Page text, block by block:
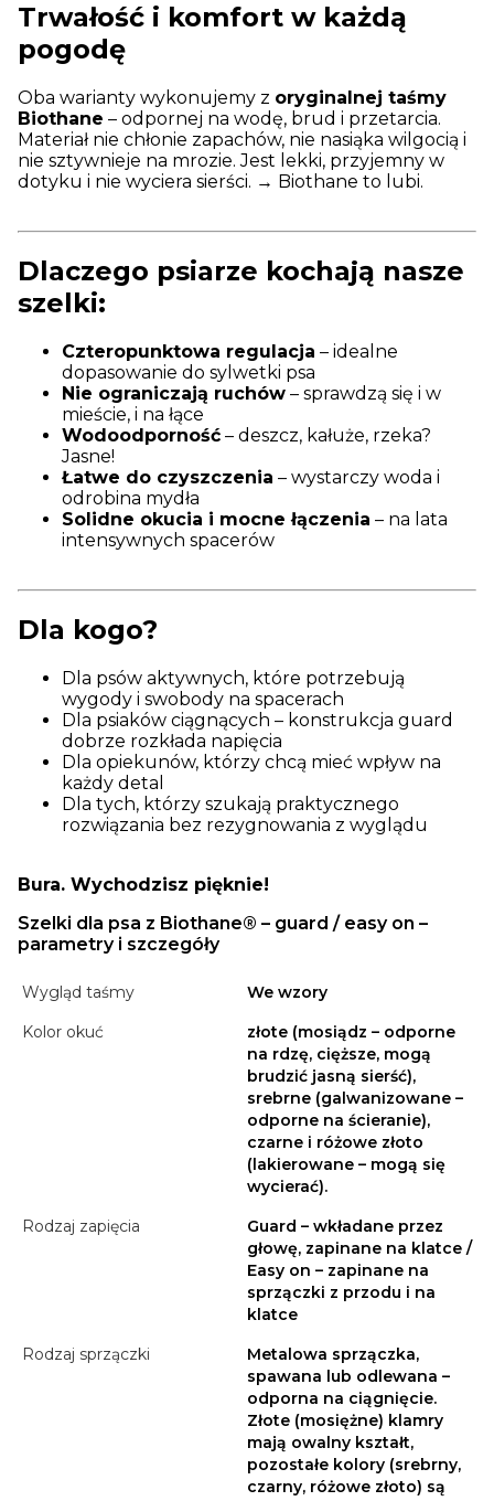
Trwałość i komfort w każdą
pogodę
Oba warianty wykonujemy z oryginalnej taśmy
Biothane – odpornej na wodę, brud i przetarcia.
Materiał nie chłonie zapachów, nie nasiąka wilgocią i
nie sztywnieje na mrozie. Jest lekki, przyjemny w
dotyku i nie wyciera sierści. → Biothane to lubi.
Dlaczego psiarze kochają nasze
szelki:
Czteropunktowa regulacja – idealne
dopasowanie do sylwetki psa
Nie ograniczają ruchów – sprawdzą się i w
mieście, i na łące
Wodoodporność – deszcz, kałuże, rzeka?
Jasne!
Łatwe do czyszczenia – wystarczy woda i
odrobina mydła
Solidne okucia i mocne łączenia – na lata
intensywnych spacerów
Dla kogo?
Dla psów aktywnych, które potrzebują
wygody i swobody na spacerach
Dla psiaków ciągnących – konstrukcja guard
dobrze rozkłada napięcia
Dla opiekunów, którzy chcą mieć wpływ na
każdy detal
Dla tych, którzy szukają praktycznego
rozwiązania bez rezygnowania z wyglądu
Bura. Wychodzisz pięknie!
Szelki dla psa z Biothane® – guard / easy on –
parametry i szczegóły
Wygląd taśmy
We wzory
Kolor okuć
złote (mosiądz – odporne
na rdzę, cięższe, mogą
brudzić jasną sierść),
srebrne (galwanizowane –
odporne na ścieranie),
czarne i różowe złoto
(lakierowane – mogą się
wycierać).
Rodzaj zapięcia
Guard – wkładane przez
głowę, zapinane na klatce /
Easy on – zapinane na
sprzączki z przodu i na
klatce
Rodzaj sprzączki
Metalowa sprzączka,
spawana lub odlewana –
odporna na ciągnięcie.
Złote (mosiężne) klamry
mają owalny kształt,
pozostałe kolory (srebrny,
czarny, różowe złoto) są